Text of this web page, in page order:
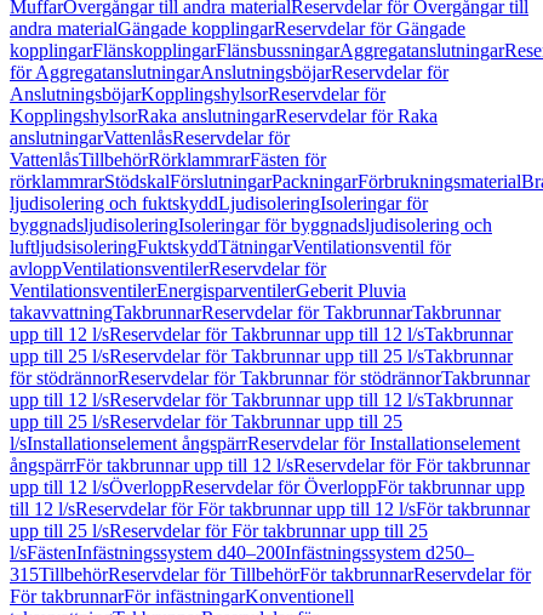
MuffarÖvergångar till andra materialReservdelar för Övergångar till
andra materialGängade kopplingarReservdelar för Gängade
kopplingarFlänskopplingarFlänsbussningarAggregatanslutningar
för AggregatanslutningarAnslutningsböjarReservdelar för
AnslutningsböjarKopplingshylsorReservdelar för
KopplingshylsorRaka anslutningarReservdelar för Raka
anslutningarVattenlåsReservdelar för
VattenlåsTillbehörRörklammrarFästen för
rörklammrarStödskalFörslutningarPackningarFörbrukningsmaterial
ljudisolering och fuktskyddLjudisoleringIsoleringar för
byggnadsljudisoleringIsoleringar för byggnadsljudisolering och
luftljudsisoleringFuktskyddTätningarVentilationsventil för
avloppVentilationsventilerReservdelar för
VentilationsventilerEnergisparventilerGeberit Pluvia
takavvattningTakbrunnarReservdelar för TakbrunnarTakbrunnar
upp till 12 l/sReservdelar för Takbrunnar upp till 12 l/sTakbrunnar
upp till 25 l/sReservdelar för Takbrunnar upp till 25 l/sTakbrunnar
för stödrännorReservdelar för Takbrunnar för stödrännorTakbrunnar
upp till 12 l/sReservdelar för Takbrunnar upp till 12 l/sTakbrunnar
upp till 25 l/sReservdelar för Takbrunnar upp till 25
l/sInstallationselement ångspärrReservdelar för Installationselement
ångspärrFör takbrunnar upp till 12 l/sReservdelar för För takbrunnar
upp till 12 l/sÖverloppReservdelar för ÖverloppFör takbrunnar upp
till 12 l/sReservdelar för För takbrunnar upp till 12 l/sFör takbrunnar
upp till 25 l/sReservdelar för För takbrunnar upp till 25
l/sFästenInfästningssystem d40–200Infästningssystem d250–
315TillbehörReservdelar för TillbehörFör takbrunnarReservdelar för
För takbrunnarFör infästningarKonventionell